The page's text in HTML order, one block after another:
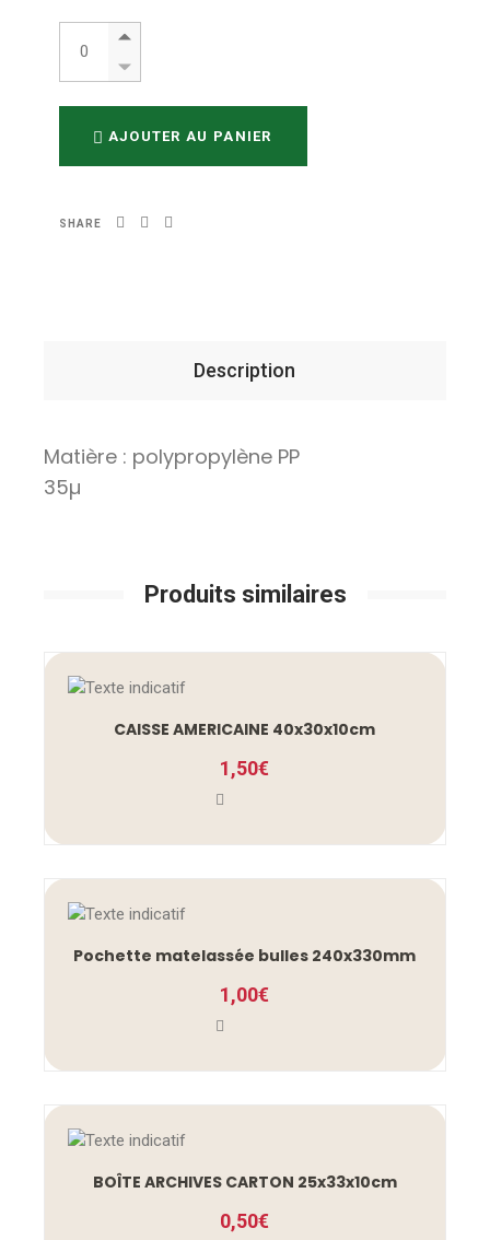
Film transparent neutre en rouleau 60cm x 120m quantity
AJOUTER AU PANIER
SHARE
Description
Matière : polypropylène PP
35µ
Produits similaires
CAISSE AMERICAINE 40x30x10cm
1,50€
Pochette matelassée bulles 240x330mm
1,00€
BOÎTE ARCHIVES CARTON 25x33x10cm
0,50€